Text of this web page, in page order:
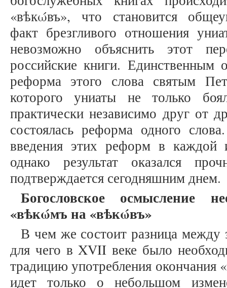
«вѣкώвъ», что становится
факт брезгливого отношения
невозможно объяснить этот
российские книги. Единственным
реформа этого слова святым
которого униаты не только
практически независимо друг от
состоялась реформа одного
введения этих реформ в
однако результат оказался
подтверждается сегодняшним днем.
Богословское осмысление
«вѣкώмъ на «вѣкώвъ»
В чем же состоит разница между
для чего в XVII веке было
традицию употребления окончания
идет только о небольшом